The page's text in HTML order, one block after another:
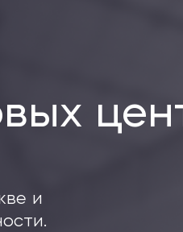
и